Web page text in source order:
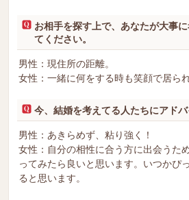
お相手を探す上で、あなたが大事
てください。
男性：現住所の距離。
女性：一緒に何をする時も笑顔で居られ
今、結婚を考えてる人たちにアドバ
男性：あきらめず、粘り強く！
女性：自分の相性に合う方に出会うた
ってみたら良いと思います。いつかぴ
ると思います。